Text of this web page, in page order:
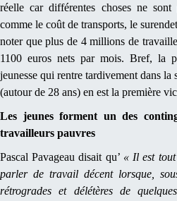
réelle car différentes choses ne
comme le coût de transports, le
noter que plus de 4 millions de
1100 euros nets par mois. Bref, la
jeunesse qui rentre tardivement dans la
(autour de 28 ans) en est la première
Les jeunes forment un des
travailleurs pauvres
Pascal Pavageau disait qu’ « Il est
parler de travail décent lorsque,
rétrogrades et délétères de